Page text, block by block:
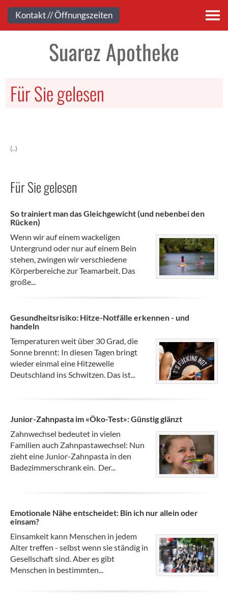
Kontakt
Suarez Apotheke
Für Sie gelesen
(..)
Für Sie gelesen
So trainiert man das Gleichgewicht (und nebenbei den
Rücken)
Wenn wir auf einem wackeligen
Untergrund oder nur auf einem Bein
stehen, zwingen wir verschiedene
Körperbereiche zur Teamarbeit. Das
große...
Gesundheitsrisiko: Hitze-Notfälle erkennen - und
handeln
Temperaturen weit über 30 Grad, die
Sonne brennt: In diesen Tagen bringt
wieder einmal eine Hitzewelle
Deutschland ins Schwitzen. Das ist...
Junior-Zahnpasta im «Öko-Test»: Günstig glänzt
Zahnwechsel bedeutet in vielen
Familien auch Zahnpastawechsel: Nun
zieht eine Junior-Zahnpasta in den
Badezimmerschrank ein. Der...
Emotionale Nähe entscheidet: Bin ich nur allein oder
einsam?
Einsamkeit kann Menschen in jedem
Alter treffen - selbst wenn sie ständig in
Gesellschaft sind. Aber es gibt
Menschen in bestimmten...
Kontakt // Öffnungszeiten